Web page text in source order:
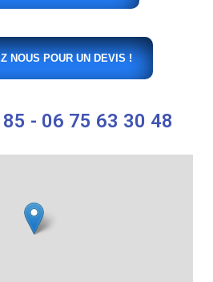
NOUS POUR UN DEVIS !
- 06 75 63 30 48